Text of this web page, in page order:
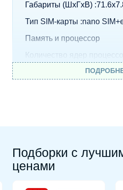
Габариты (ШxГxВ)
Тип SIM-карты :nano
Память и процессор
Количество ядер
Объем встроенной памяти
Фронтальная камера :12
Сверхширокоугольная :12
Подборки с
ценами